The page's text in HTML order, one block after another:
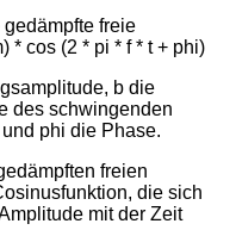
freie
* cos (2 * pi * f * t + phi)
b die
des schwingenden
phi die Phase.
freien
die sich
mit der Zeit